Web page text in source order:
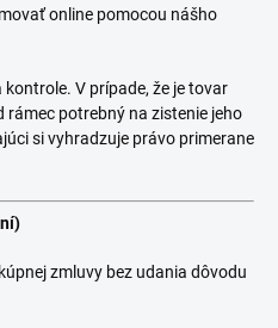
online pomocou nášho
V prípade, že je tovar
rámec potrebný na zistenie jeho
si vyhradzuje právo primerane
zmluvy bez udania dôvodu